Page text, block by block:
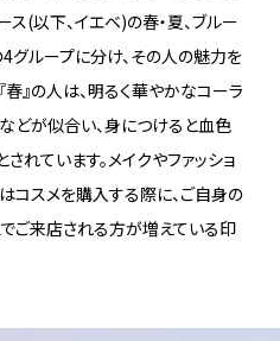
(以下、イエベ)の春・夏、ブルー
グループに分け、その人の魅力を
』の人は、明るく華やかなコーラ
どが似合い、身につけると血色
れています。メイクやファッショ
コスメを購入する際に、ご自身の
ご来店される方が増えている印